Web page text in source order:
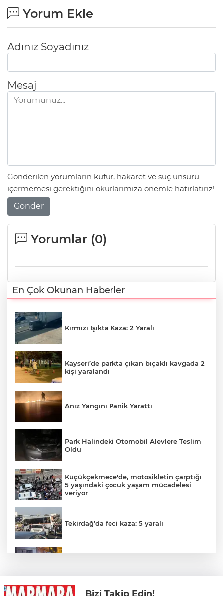
Yorum Ekle
Adınız Soyadınız
Mesaj
Gönderilen yorumların küfür, hakaret ve suç unsuru
içermemesi gerektiğini okurlarımıza önemle hatırlatırız!
Gönder
Yorumlar (0)
En Çok Okunan Haberler
Kırmızı Işıkta Kaza: 2 Yaralı
Kayseri’de parkta çıkan bıçaklı kavgada 2
kişi yaralandı
Anız Yangını Panik Yarattı
Park Halindeki Otomobil Alevlere Teslim
Oldu
Küçükçekmece'de, motosikletin çarptığı
5 yaşındaki çocuk yaşam mücadelesi
veriyor
Tekirdağ’da feci kaza: 5 yaralı
Bizi Takip Edin!